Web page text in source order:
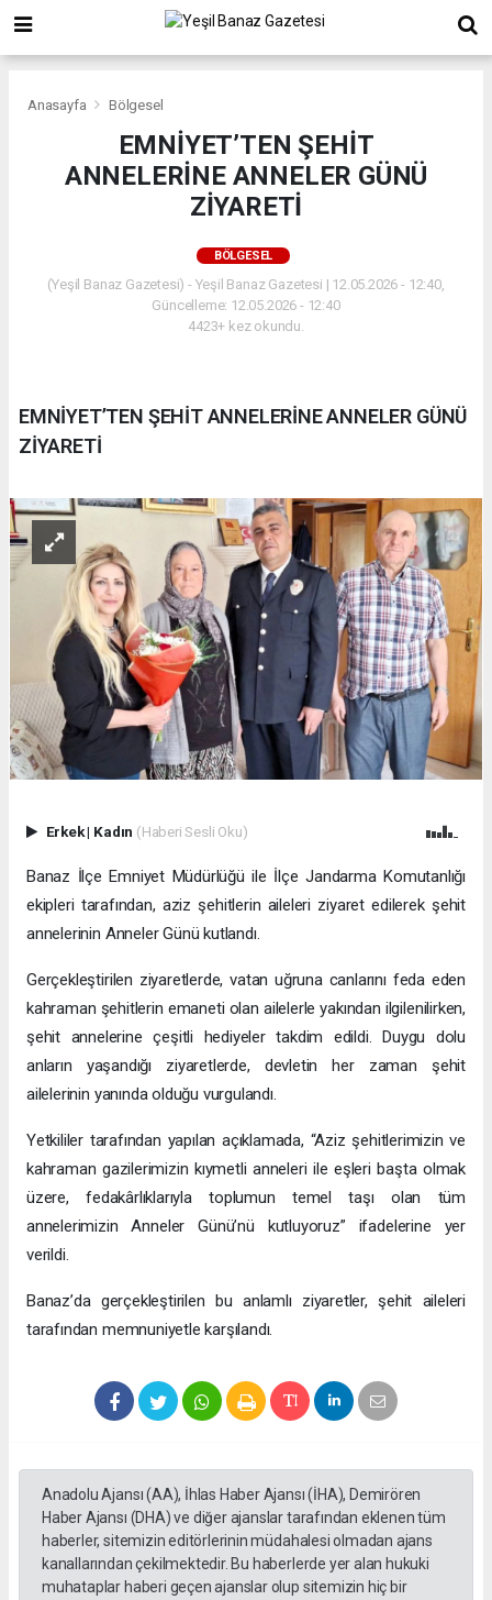
Anasayfa Bölgesel
EMNİYET’TEN ŞEHİT
ANNELERİNE ANNELER GÜNÜ
ZİYARETİ
BÖLGESEL
(Yeşil Banaz Gazetesi) - Yeşil Banaz Gazetesi | 12.05.2026 - 12:40,
Güncelleme: 12.05.2026 - 12:40
4423+ kez okundu.
EMNİYET’TEN ŞEHİT ANNELERİNE ANNELER GÜNÜ
ZİYARETİ
Erkek| Kadın (Haberi Sesli Oku)
Banaz İlçe Emniyet Müdürlüğü ile İlçe Jandarma Komutanlığı
ekipleri tarafından, aziz şehitlerin aileleri ziyaret edilerek şehit
annelerinin Anneler Günü kutlandı.
Gerçekleştirilen ziyaretlerde, vatan uğruna canlarını feda eden
kahraman şehitlerin emaneti olan ailelerle yakından ilgilenilirken,
şehit annelerine çeşitli hediyeler takdim edildi. Duygu dolu
anların yaşandığı ziyaretlerde, devletin her zaman şehit
ailelerinin yanında olduğu vurgulandı.
Yetkililer tarafından yapılan açıklamada, “Aziz şehitlerimizin ve
kahraman gazilerimizin kıymetli anneleri ile eşleri başta olmak
üzere, fedakârlıklarıyla toplumun temel taşı olan tüm
annelerimizin Anneler Günü’nü kutluyoruz” ifadelerine yer
verildi.
Banaz’da gerçekleştirilen bu anlamlı ziyaretler, şehit aileleri
tarafından memnuniyetle karşılandı.
Anadolu Ajansı (AA), İhlas Haber Ajansı (İHA), Demirören
Haber Ajansı (DHA) ve diğer ajanslar tarafından eklenen tüm
haberler, sitemizin editörlerinin müdahalesi olmadan ajans
kanallarından çekilmektedir. Bu haberlerde yer alan hukuki
muhataplar haberi geçen ajanslar olup sitemizin hiç bir